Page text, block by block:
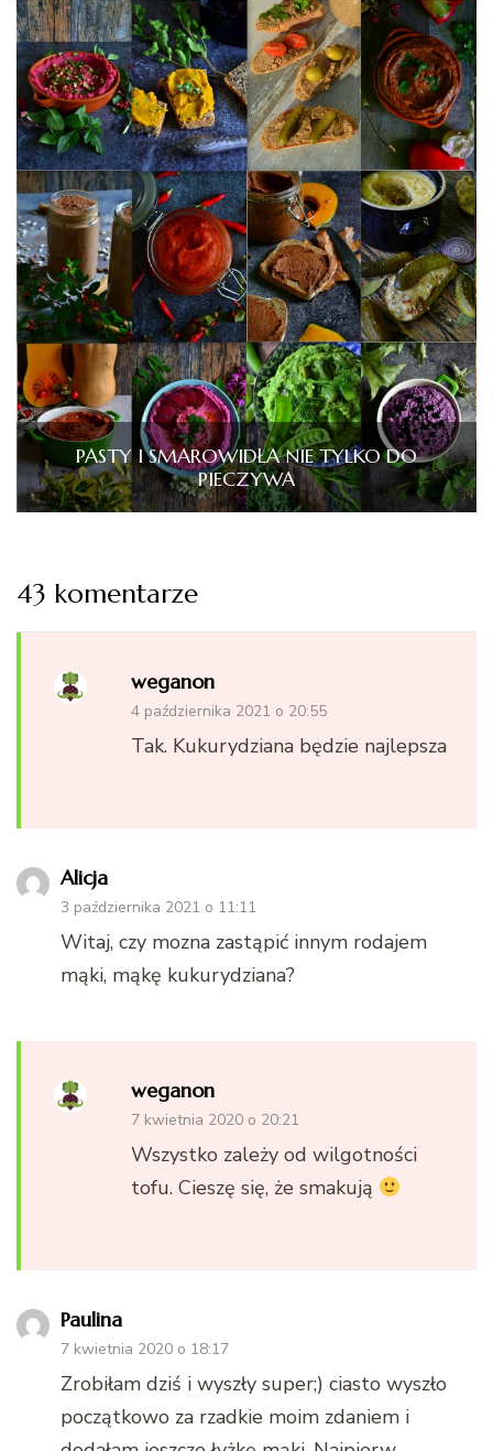
PASTY I SMAROWIDŁA NIE TYLKO DO
PIECZYWA
43 komentarze
weganon
4 października 2021 o 20:55
Tak. Kukurydziana będzie najlepsza
Alicja
3 października 2021 o 11:11
Witaj, czy mozna zastąpić innym rodajem
mąki, mąkę kukurydziana?
weganon
7 kwietnia 2020 o 20:21
Wszystko zależy od wilgotności
tofu. Cieszę się, że smakują
Paulina
7 kwietnia 2020 o 18:17
Zrobiłam dziś i wyszły super;) ciasto wyszło
początkowo za rzadkie moim zdaniem i